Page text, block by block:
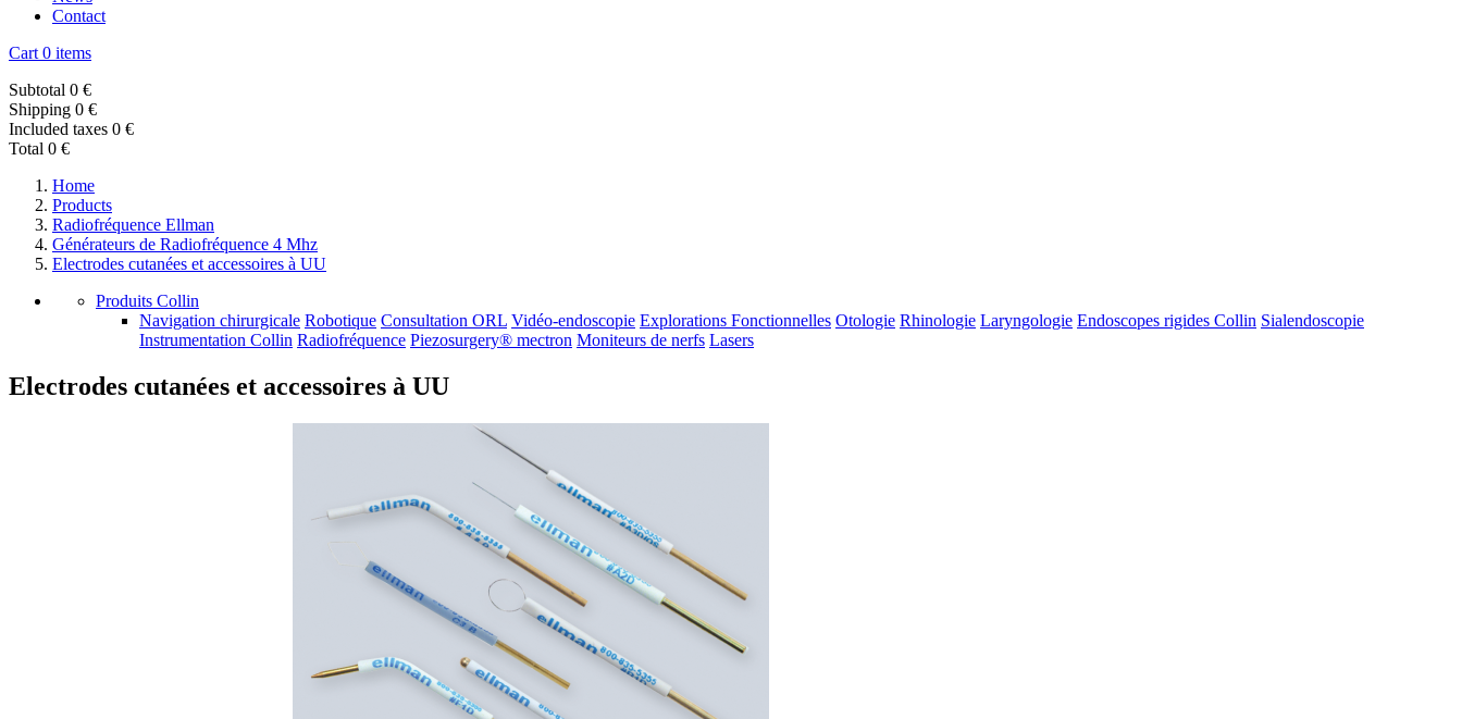
Contact
Cart 0 items
Subtotal 0 €
Shipping 0 €
Included taxes 0 €
Total 0 €
Home
Products
Radiofréquence Ellman
Générateurs de Radiofréquence 4 Mhz
Electrodes cutanées et accessoires à UU
Produits Collin
Navigation chirurgicale Robotique Consultation ORL Vidéo-endoscopie Explorations Fonctionnelles Otologie Rhinologie Laryngologie Endoscopes rigides Collin Sialendoscopie
Instrumentation Collin Radiofréquence Piezosurgery® mectron Moniteurs de nerfs Lasers
Electrodes cutanées et accessoires à UU